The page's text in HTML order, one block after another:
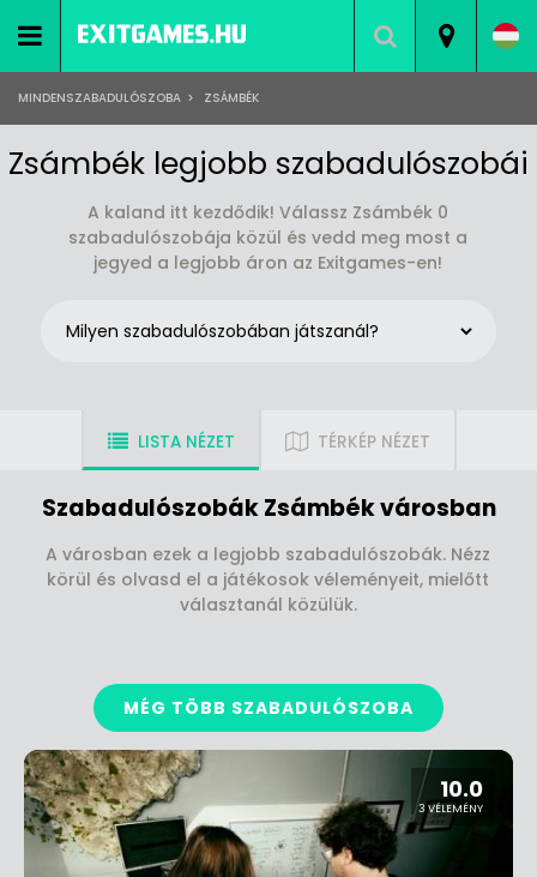
MINDENSZABADULÓSZOBA > ZSÁMBÉK
Zsámbék legjobb szabadulószobái
A kaland itt kezdődik! Válassz Zsámbék 0
szabadulószobája közül és vedd meg most a
jegyed a legjobb áron az Exitgames-en!
LISTA NÉZET TÉRKÉP NÉZET
Szabadulószobák Zsámbék városban
A városban ezek a legjobb szabadulószobák. Nézz
körül és olvasd el a játékosok véleményeit, mielőtt
választanál közülük.
10.0
3 VÉLEMÉNY
MÉG TÖBB SZABADULÓSZOBA